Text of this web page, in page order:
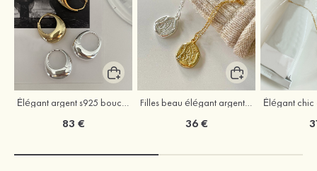
Élégant argent s925 boucles d'oreilles
83 €
Filles beau élégant argent colliers
36 €
Élégant chic